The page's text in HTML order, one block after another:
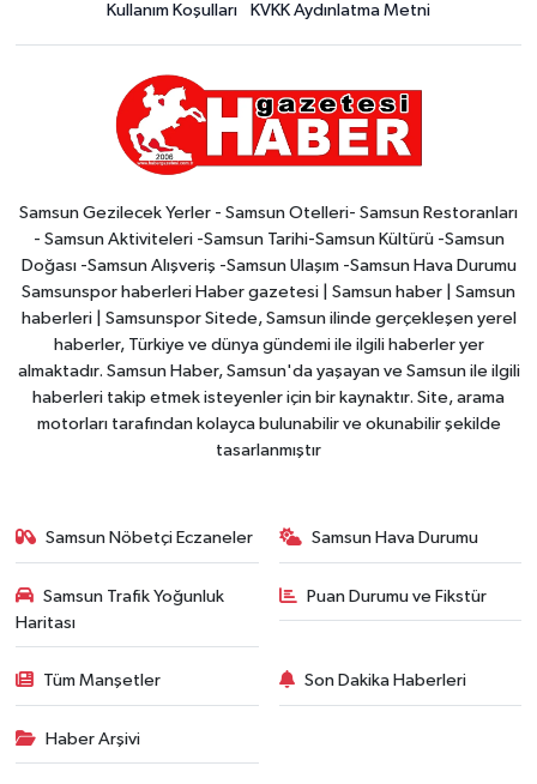
Kullanım Koşulları
KVKK Aydınlatma Metni
Samsun Gezilecek Yerler - Samsun Otelleri- Samsun Restoranları
- Samsun Aktiviteleri -Samsun Tarihi-Samsun Kültürü -Samsun
Doğası -Samsun Alışveriş -Samsun Ulaşım -Samsun Hava Durumu
Samsunspor haberleri Haber gazetesi | Samsun haber | Samsun
haberleri | Samsunspor Sitede, Samsun ilinde gerçekleşen yerel
haberler, Türkiye ve dünya gündemi ile ilgili haberler yer
almaktadır. Samsun Haber, Samsun'da yaşayan ve Samsun ile ilgili
haberleri takip etmek isteyenler için bir kaynaktır. Site, arama
motorları tarafından kolayca bulunabilir ve okunabilir şekilde
tasarlanmıştır
Samsun Nöbetçi Eczaneler Samsun Hava Durumu
Samsun Trafik Yoğunluk
Haritası
Puan Durumu ve Fikstür
Tüm Manşetler Son Dakika Haberleri
Haber Arşivi